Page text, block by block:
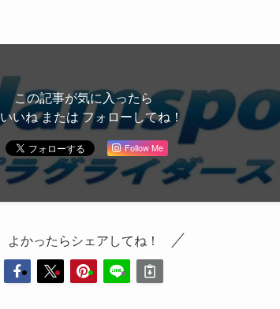
この記事が気に入ったら
いいね または フォローしてね！
Follow Me
よかったらシェアしてね！